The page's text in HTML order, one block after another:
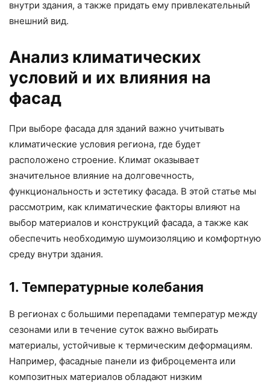
внутри здания, а также придать ему привлекательный
внешний вид.
Анализ климатических
условий и их влияния на
фасад
При выборе фасада для зданий важно учитывать
климатические условия региона, где будет
расположено строение. Климат оказывает
значительное влияние на долговечность,
функциональность и эстетику фасада. В этой статье мы
рассмотрим, как климатические факторы влияют на
выбор материалов и конструкций фасада, а также как
обеспечить необходимую шумоизоляцию и комфортную
среду внутри здания.
1. Температурные колебания
В регионах с большими перепадами температур между
сезонами или в течение суток важно выбирать
материалы, устойчивые к термическим деформациям.
Например, фасадные панели из фиброцемента или
композитных материалов обладают низким